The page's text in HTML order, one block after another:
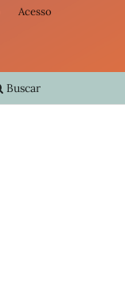
Buscar
Acesso